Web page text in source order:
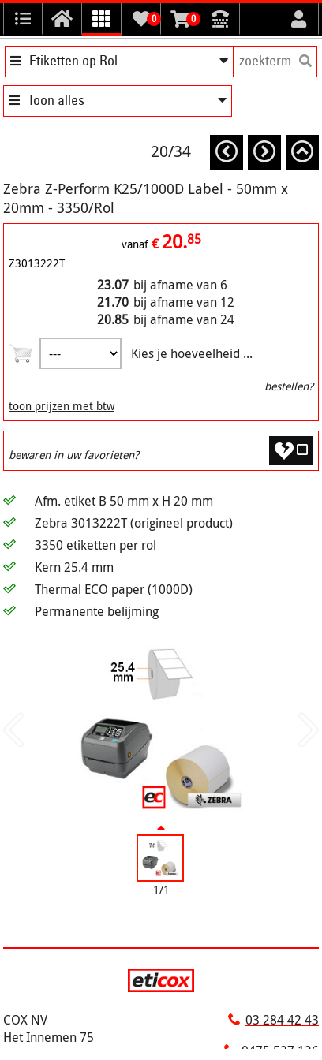
0 0
Etiketten op Rol
Toon alles
20/34
Zebra Z-Perform K25/1000D Label - 50mm x
20mm - 3350/Rol
vanaf €20.85
Z3013222T
23.07 bij afname van 6
21.70 bij afname van 12
20.85 bij afname van 24
Kies je hoeveelheid ...
bestellen?
toon prijzen met btw
bewaren in uw favorieten?
Afm. etiket B 50 mm x H 20 mm
Zebra 3013222T (origineel product)
3350 etiketten per rol
Kern 25.4 mm
Thermal ECO paper (1000D)
Permanente belijming
1/1
COX NV
Het Innemen 75
03 284 42 43
0475 527 126